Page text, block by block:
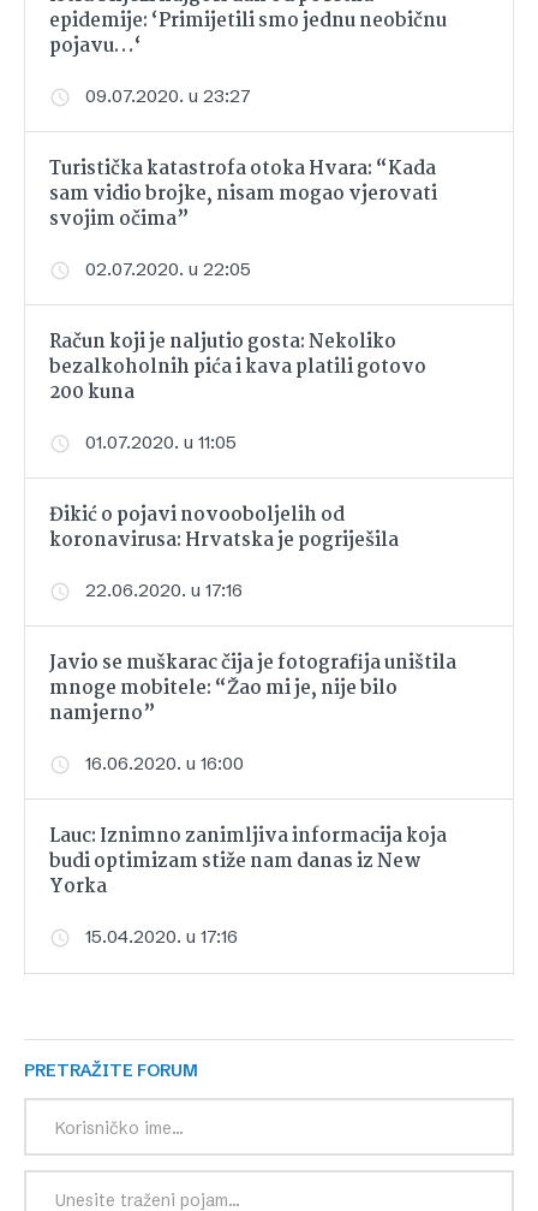
epidemije: ‘Primijetili smo jednu neobičnu
pojavu…‘
09.07.2020. u 23:27
Turistička katastrofa otoka Hvara: “Kada
sam vidio brojke, nisam mogao vjerovati
svojim očima”
02.07.2020. u 22:05
Račun koji je naljutio gosta: Nekoliko
bezalkoholnih pića i kava platili gotovo
200 kuna
01.07.2020. u 11:05
Đikić o pojavi novooboljelih od
koronavirusa: Hrvatska je pogriješila
22.06.2020. u 17:16
Javio se muškarac čija je fotografija uništila
mnoge mobitele: “Žao mi je, nije bilo
namjerno”
16.06.2020. u 16:00
Lauc: Iznimno zanimljiva informacija koja
budi optimizam stiže nam danas iz New
Yorka
15.04.2020. u 17:16
PRETRAŽITE FORUM